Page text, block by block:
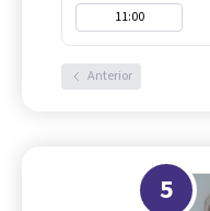
11:00
Anterior
5